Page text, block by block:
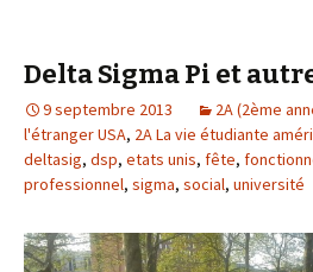
Delta Sigma Pi et
9 septembre 2013
2A (2ème
l'étranger USA, 2A La vie étudiante
deltasig, dsp, etats unis, fête,
professionnel, sigma, social, université